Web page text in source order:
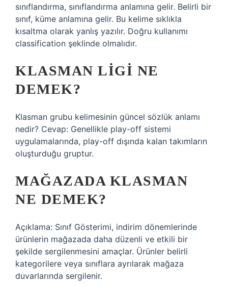
sınıflandırma, sınıflandırma anlamına gelir. Belirli bir
sınıf, küme anlamına gelir. Bu kelime sıklıkla
kısaltma olarak yanlış yazılır. Doğru kullanımı
classification şeklinde olmalıdır.
KLASMAN LIGI NE
DEMEK?
Klasman grubu kelimesinin güncel sözlük anlamı
nedir? Cevap: Genellikle play-off sistemi
uygulamalarında, play-off dışında kalan takımların
oluşturduğu gruptur.
MAĞAZADA KLASMAN
NE DEMEK?
Açıklama: Sınıf Gösterimi, indirim dönemlerinde
ürünlerin mağazada daha düzenli ve etkili bir
şekilde sergilenmesini amaçlar. Ürünler belirli
kategorilere veya sınıflara ayrılarak mağaza
duvarlarında sergilenir.